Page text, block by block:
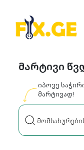
მარტივი
იპოვე
მარტივად!